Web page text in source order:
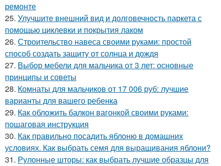
ремонте
25. Улучшите внешний вид и долговечность паркета с
помощью циклевки и покрытия лаком
26. Строительство навеса своими руками: простой
способ создать защиту от солнца и дождя
27. Выбор мебели для мальчика от 3 лет: основные
принципы и советы
28. Комнаты для мальчиков от 17 006 руб: лучшие
варианты для вашего ребенка
29. Как обложить балкон вагонкой своими руками:
пошаговая инструкция
30. Как правильно посадить яблоню в домашних
условиях. Как выбрать семя для выращивания яблони?
31. Рулонные шторы: как выбрать лучшие образцы для